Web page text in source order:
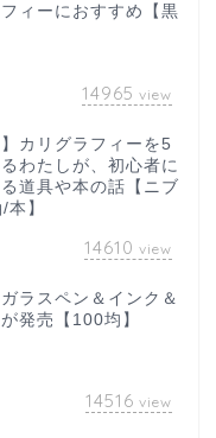
ィーにおすすめ【黒
14965 view
】カリグラフィーを5
わたしが、初心者に
道具や本の話【ニブ
】
14610 view
ガラスペン＆インク＆
発売【100均】
14516 view